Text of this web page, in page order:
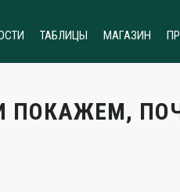
ТАБЛИЦЫ МАГАЗИН
ПОКАЖЕМ,